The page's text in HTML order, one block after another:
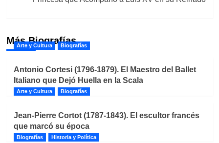
Más Biografías
Arte y Cultura Biografías
Antonio Cortesi (1796-1879). El Maestro del Ballet
Italiano que Dejó Huella en la Scala
Arte y Cultura Biografías
Jean-Pierre Cortot (1787-1843). El escultor francés
que marcó su época
Biografías Historia y Política